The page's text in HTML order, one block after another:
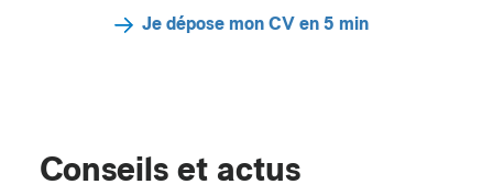
Je dépose mon CV en 5 min
Conseils et actus